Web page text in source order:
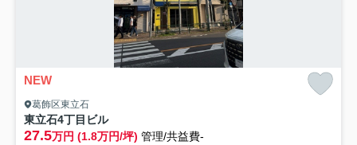
NEW
葛飾区東立石
東立石4丁目ビル
27.5万円 (1.8万円/坪) 管理/共益費-